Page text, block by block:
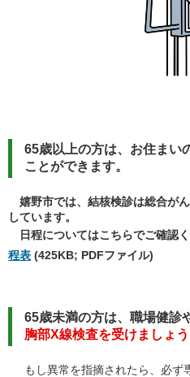
65歳以上の方は、お住まい
ことができます。
嬉野市では、結核検診は総合が
しています。
日程についてはこちらでご確認
程表 (425KB; PDFファイル)
65歳未満の方は、職場健診
胸部X線検査を受けましょう
もし異常を指摘されたら、必ず